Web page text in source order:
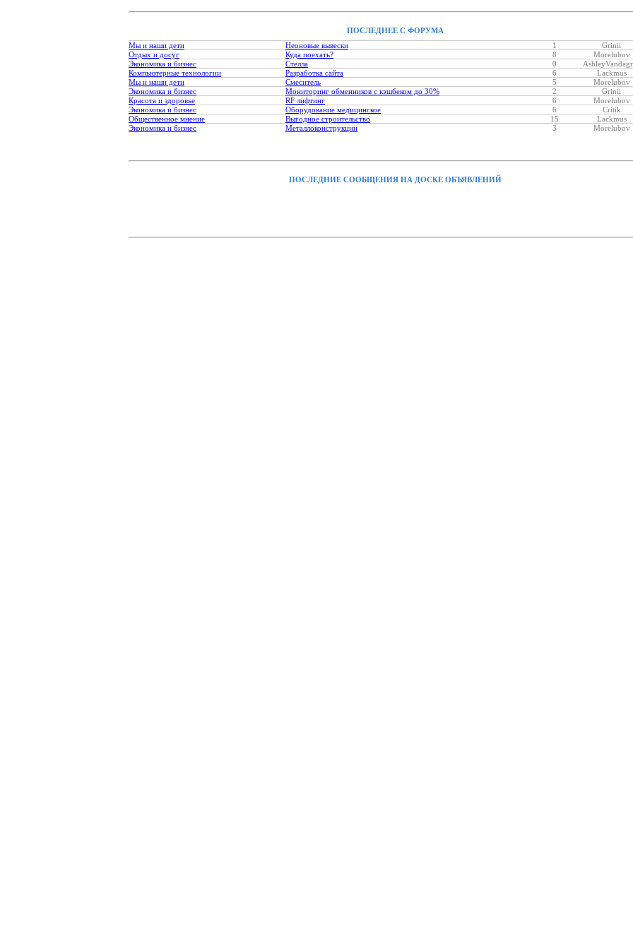
ПОСЛЕДНЕЕ С ФОРУМА
Мы и наши дети
Неоновые вывески 1
Grinii
Отдых и досуг
Куда поехать? 8
Morelubov
Экономика и бизнес
Стелла 0
Компьютерные технологии
Разработка сайта 6
Lackmus
Мы и наши дети
Смеситель 5
Morelubov
Экономика и бизнес
Мониторинг обменников с кэшбеком до 30% 2
Grinii
Красота и здоровье
RF лифтинг 6
Morelubov
Экономика и бизнес
Оборудование медицинское 6
Critik
Общественное мнение
Выгодное строительство 15
Lackmus
Экономика и бизнес
Металлоконструкции 3 Morelubov
ПОСЛЕДНИЕ СООБЩЕНИЯ НА ДОСКЕ ОБЪЯВЛЕНИЙ